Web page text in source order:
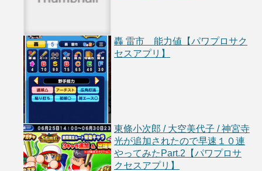
轟 雷市 能力値【パワプロサク
セスアプリ】
東條小次郎 / 大空美代子 / 神宮寺
光が追加されたので早速１０連
やってみたPart.2【パワプロサ
クセスアプリ】